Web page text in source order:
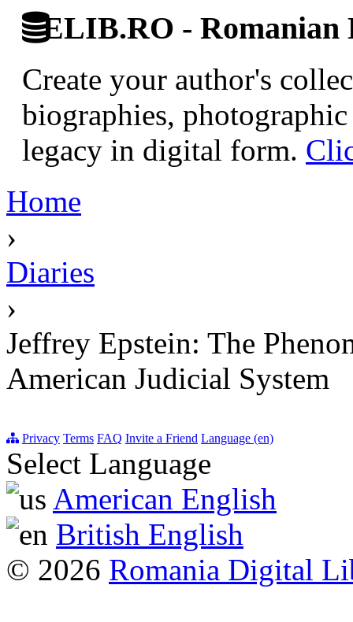
ELIB.RO -
Create your author's
biographies,
legacy in digital form.
Home
›
Diaries
›
Jeffrey Epstein: The
American Judicial System
Privacy Terms FAQ Invite a Friend Language (en)
Select Language
American English
British English
© 2026 Romania Digital